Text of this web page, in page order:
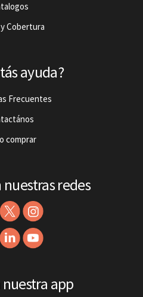
Cobertura
ayuda?
Frecuentes
comprar
redes
nuestra app